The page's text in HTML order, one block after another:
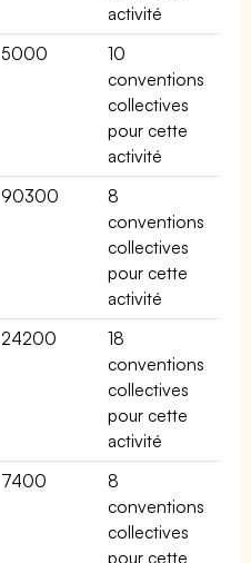
activité
5000
10
conventions
collectives
pour cette
activité
90300
8
conventions
collectives
pour cette
activité
24200
18
conventions
collectives
pour cette
activité
7400
8
conventions
collectives
pour cette